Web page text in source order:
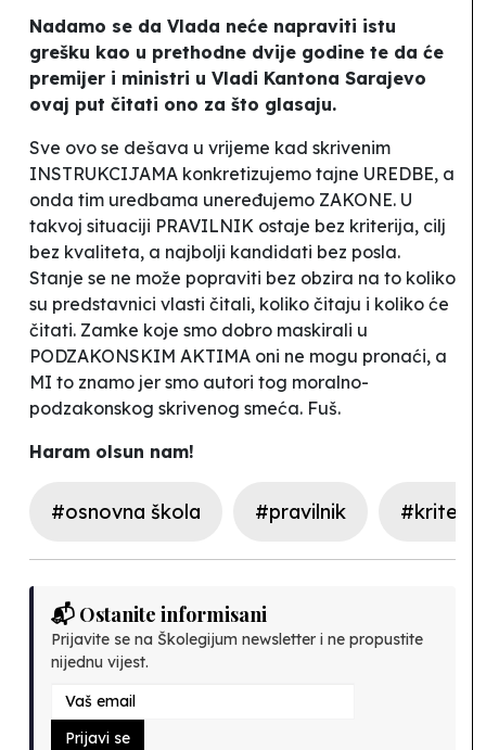
Nadamo se da Vlada neće napraviti istu
grešku kao u prethodne dvije godine te da će
premijer i ministri u Vladi Kantona Sarajevo
ovaj put čitati ono za što glasaju.
Sve ovo se dešava u vrijeme kad skrivenim
INSTRUKCIJAMA konkretizujemo tajne UREDBE, a
onda tim uredbama uneređujemo ZAKONE. U
takvoj situaciji PRAVILNIK ostaje bez kriterija, cilj
bez kvaliteta, a najbolji kandidati bez posla.
Stanje se ne može popraviti bez obzira na to koliko
su predstavnici vlasti čitali, koliko čitaju i koliko će
čitati. Zamke koje smo dobro maskirali u
PODZAKONSKIM AKTIMA oni ne mogu pronaći, a
MI to znamo jer smo autori tog moralno-
podzakonskog skrivenog smeća. Fuš.
Haram olsun nam!
#osnovna škola #pravilnik #kriteriji
📬 Ostanite informisani
Prijavite se na Školegijum newsletter i ne propustite
nijednu vijest.
Prijavi se